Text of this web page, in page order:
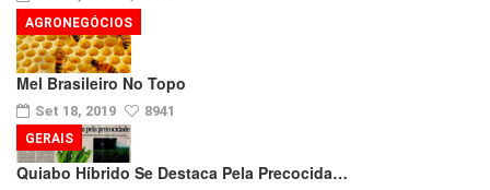
Mel Brasileiro No Topo
Set 18, 2019 8941
AGRONEGÓCIOS
Quiabo Híbrido Se Destaca Pela Precocida…
GERAIS